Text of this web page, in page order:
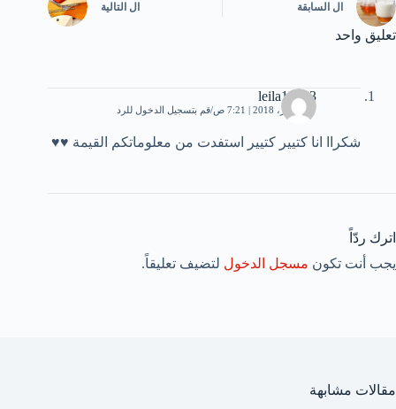
ال السابقة ال التالية
تعليق واحد
leila19123
17 فبراير، 2018 | 7:21 ص قم بتسجيل الدخول للرد
شكراا انا كتيير كتيير استفدت من معلوماتكم القيمة ♥♥
اترك ردّاً
يجب أنت تكون مسجل الدخول لتضيف تعليقاً.
مقالات مشابهة